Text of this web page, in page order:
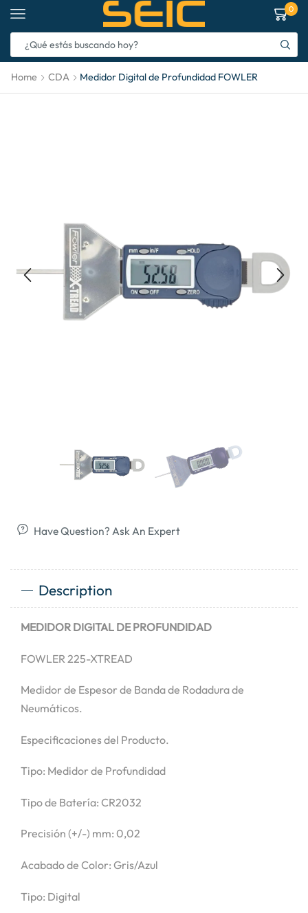
0
Home CDA Medidor Digital de Profundidad FOWLER
Have Question? Ask An Expert
Description
MEDIDOR DIGITAL DE PROFUNDIDAD
FOWLER 225-XTREAD
Medidor de Espesor de Banda de Rodadura de
Neumáticos.
Especificaciones del Producto.
Tipo: Medidor de Profundidad
Tipo de Batería: CR2032
Precisión (+/-) mm: 0,02
Acabado de Color: Gris/Azul
Tipo: Digital